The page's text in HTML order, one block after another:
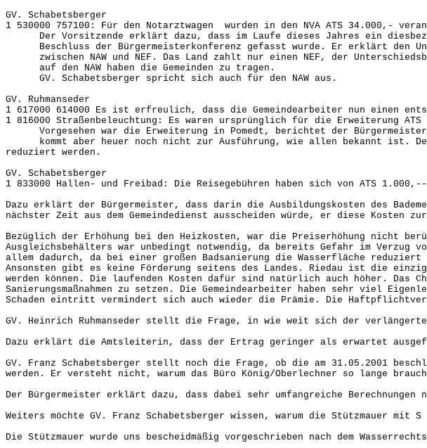
GV. Schabetsberger
1 530000 757100: Für den Notarztwagen wurden in den NVA ATS 34.000,-
Der Vorsitzende erklärt dazu, dass im Laufe dieses Jahres ein
Beschluss der Bürgermeisterkonferenz gefasst wurde. Er erklärt den
zwischen NAW und NEF. Das Land zahlt nur einen NEF, der
auf den NAW haben die Gemeinden zu tragen.
GV. Schabetsberger spricht sich auch für den NAW aus.
GV. Ruhmanseder
1 617000 614000 Es ist erfreulich, dass die Gemeindearbeiter nun einen
1 816000 Straßenbeleuchtung: Es waren ursprünglich für die Erweiterung
Vorgesehen war die Erweiterung in Pomedt, berichtet der
kommt aber heuer noch nicht zur Ausführung, wie allen bekannt ist.
reduziert werden.
GV. Schabetsberger
1 833000 Hallen- und Freibad: Die Reisegebühren haben sich von ATS
Dazu erklärt der Bürgermeister, dass darin die Ausbildungskosten des
nächster Zeit aus dem Gemeindedienst ausscheiden würde, er diese Kosten
Bezüglich der Erhöhung bei den Heizkosten, war die Preiserhöhung nicht
Ausgleichsbehälters war unbedingt notwendig, da bereits Gefahr im
allem dadurch, da bei einer großen Badsanierung die Wasserfläche
Ansonsten gibt es keine Förderung seitens des Landes. Riedau ist die einzige
werden können. Die laufenden Kosten dafür sind natürlich auch höher.
Sanierungsmaßnahmen zu setzen. Die Gemeindearbeiter haben sehr viel
Schaden eintritt vermindert sich auch wieder die Prämie. Die
GV. Heinrich Ruhmanseder stellt die Frage, in wie weit sich der verlängerte
Dazu erklärt die Amtsleiterin, dass der Ertrag geringer als erwartet
GV. Franz Schabetsberger stellt noch die Frage, ob die am 31.05.2001
werden. Er versteht nicht, warum das Büro König/Oberlechner so lange
Der Bürgermeister erklärt dazu, dass dabei sehr umfangreiche
Weiters möchte GV. Franz Schabetsberger wissen, warum die Stützmauer mit
Die Stützmauer wurde uns bescheidmäßig vorgeschrieben nach dem